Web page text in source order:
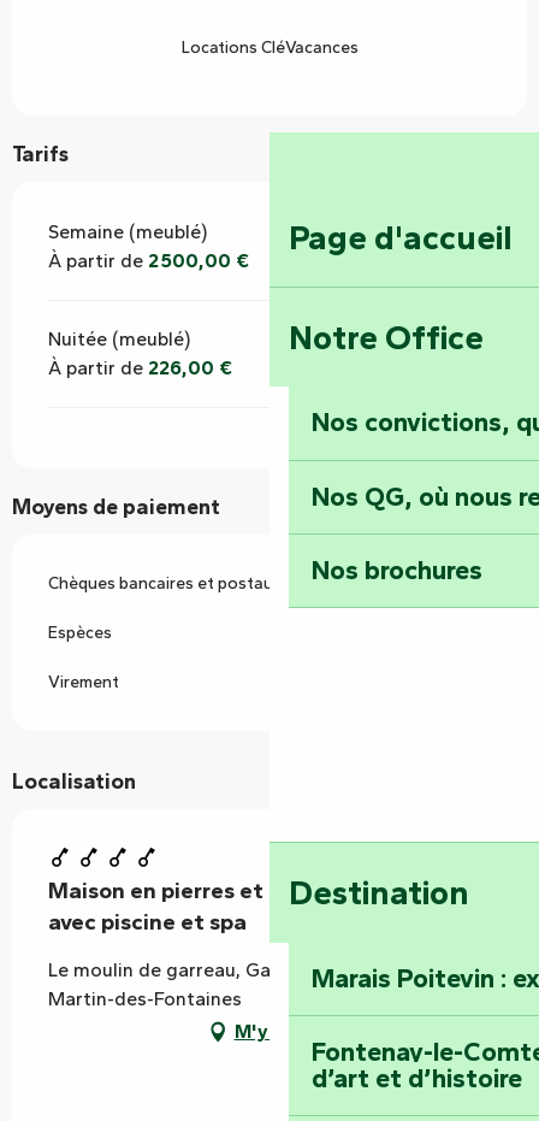
Page d'accueil
Notre Office
Nos convictions,
Nos QG, où nous
Nos brochures
Destination
Marais Poitevin :
Fontenay-le-
d’art et d’histoire
Locations CléVacances
Tarifs
Semaine (meublé)
À partir de 2 500,00 €
Nuitée (meublé)
À partir de 226,00 €
Moyens de paiement
Chèques bancaires et postaux
Espèces
Virement
Localisation
Maison en pierres et son moulin à eau
avec piscine et spa
Le moulin de garreau, Garreau, 85570 Saint-
Martin-des-Fontaines
M'y rendre